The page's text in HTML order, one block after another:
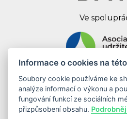
Ve
Digital First
Jankovcova
170 00
IČ:
Informace o cookies na
Soubory cookie používáme ke
analýze informací o výkonu a
fungování funkcí ze sociálních
přizpůsobení obsahu.